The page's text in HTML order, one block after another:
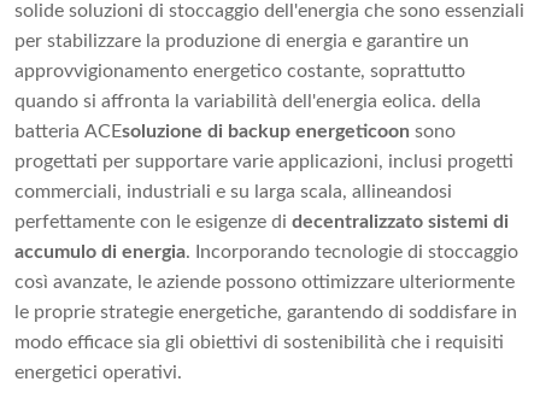
solide soluzioni di stoccaggio dell'energia che sono essenziali
per stabilizzare la produzione di energia e garantire un
approvvigionamento energetico costante, soprattutto
quando si affronta la variabilità dell'energia eolica. della
batteria ACEsoluzione di backup energeticoon sono
progettati per supportare varie applicazioni, inclusi progetti
commerciali, industriali e su larga scala, allineandosi
perfettamente con le esigenze di decentralizzato sistemi di
accumulo di energia. Incorporando tecnologie di stoccaggio
così avanzate, le aziende possono ottimizzare ulteriormente
le proprie strategie energetiche, garantendo di soddisfare in
modo efficace sia gli obiettivi di sostenibilità che i requisiti
energetici operativi.